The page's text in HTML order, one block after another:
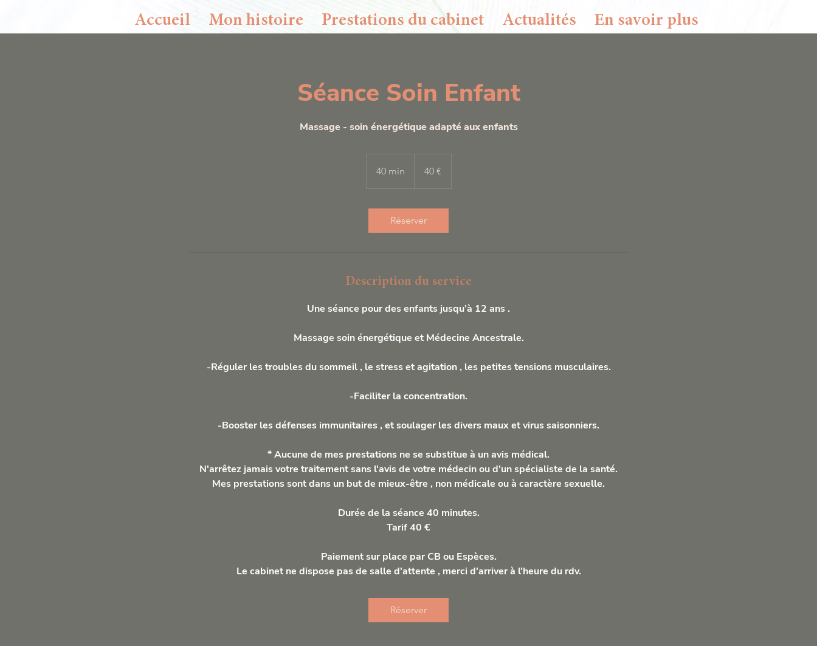
Accueil Mon histoire Prestations du cabinet Actualités En savoir plus
Si vous souhaitez d'autres jours ou horaires que ceux proposés, merci de me contacter.
Séance Soin Enfant
Massage - soin énergétique adapté aux enfants
40 min 40 €
Réserver
Description du service
Une séance pour des enfants jusqu’à 12 ans .
Massage soin énergétique et Médecine Ancestrale.
-Réguler les troubles du sommeil , le stress et agitation , les petites tensions musculaires.
-Faciliter la concentration.
-Booster les défenses immunitaires , et soulager les divers maux et virus saisonniers.
* Aucune de mes prestations ne se substitue à un avis médical.
N'arrêtez jamais votre traitement sans l'avis de votre médecin ou d'un spécialiste de la santé.
Mes prestations sont dans un but de mieux-être , non médicale ou à caractère sexuelle.
Durée de la séance 40 minutes.
Tarif 40 €
Paiement sur place par CB ou Espèces.
Le cabinet ne dispose pas de salle d'attente , merci d'arriver à l'heure du rdv.
Réserver